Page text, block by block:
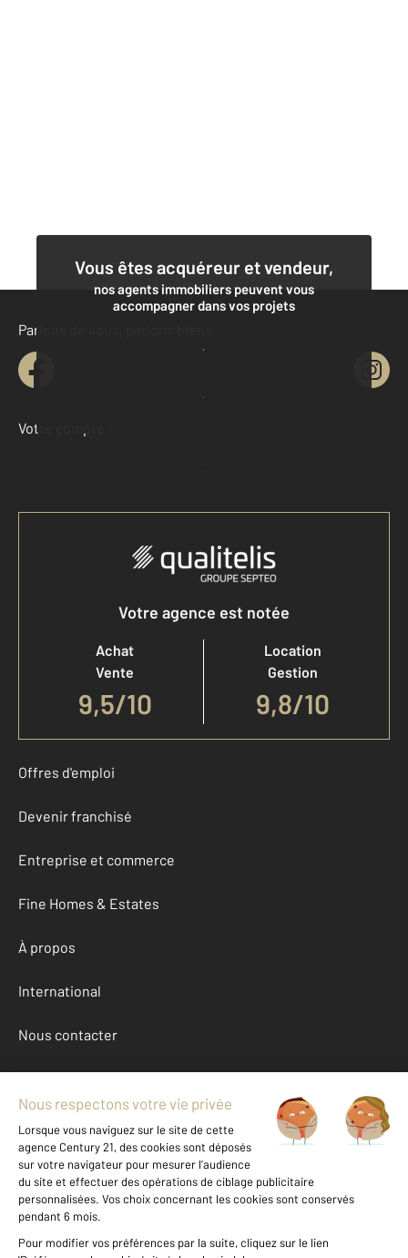
Vous êtes acquéreur et vendeur,
nos agents immobiliers peuvent vous
accompagner dans vos projets
Contacter l'agence
Demander une estimation
Parlons de vous, parlons biens
Votre compte :
Accéder à mon compte
Votre agence est notée
Achat
Vente
9,5/10
Location
Gestion
9,8/10
Offres d'emploi
Devenir franchisé
Entreprise et commerce
Fine Homes & Estates
À propos
International
Nous contacter
Mentions légales & CGU et Barèmes d'honoraires
Données personnelles
Gestionnaire des cookies
Achat maison autour de LA TRINITE SURZUR (56190)